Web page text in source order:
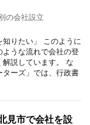
の会社設立
知りたい」 このように
ような流れで会社の登
説しています。 な
ターズ」では、行政書
見市で会社を設